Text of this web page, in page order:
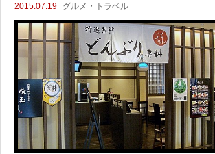
2015.07.19 グルメ・トラベル